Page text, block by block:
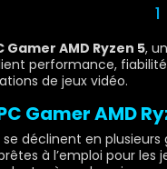
1
Gamer AMD Ryzen 5,
performance,
de jeux vidéo.
Gamer AMD
se déclinent en plusieurs
à l’emploi pour les